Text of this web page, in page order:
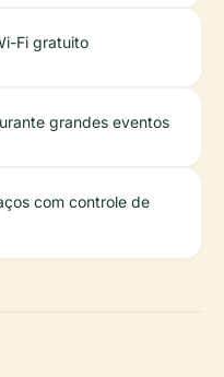
Fi gratuito
grandes eventos
com controle de